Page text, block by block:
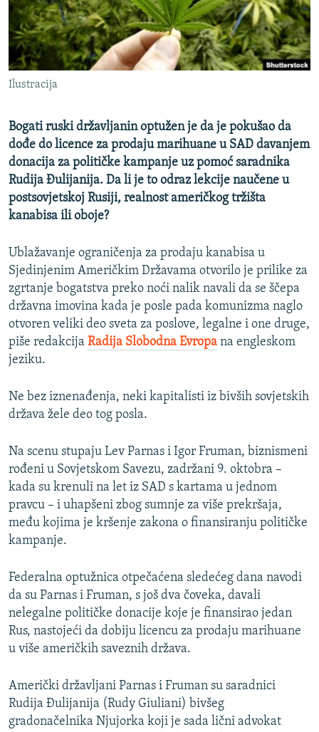
ISPRIČAJ MI
DNEVNO@RSE
SPECIJALI RSE
VIŠE OD NASLOVA
POPLAVE I KLIZIŠTA U BIH 2024.
TV LIBERTY
POST SCRIPTUM
MOJA EVROPA
TRI DECENIJE OD RATA U BIH
SVE KARTE DEJTONA
NASTANAK I RASPAD JUGOSLAVIJE
Sve RFE/RL stranice
Ilustracija
Bogati ruski državljanin optužen je da je pokušao da
dođe do licence za prodaju marihuane u SAD davanjem
donacija za političke kampanje uz pomoć saradnika
Rudija Đulijanija. Da li je to odraz lekcije naučene u
postsovjetskoj Rusiji, realnost američkog tržišta
kanabisa ili oboje?
Ublažavanje ograničenja za prodaju kanabisa u
Sjedinjenim Američkim Državama otvorilo je prilike za
zgrtanje bogatstva preko noći nalik navali da se ščepa
državna imovina kada je posle pada komunizma naglo
otvoren veliki deo sveta za poslove, legalne i one druge,
piše redakcija Radija Slobodna Evropa na engleskom
jeziku.
Ne bez iznenađenja, neki kapitalisti iz bivših sovjetskih
država žele deo tog posla.
Na scenu stupaju Lev Parnas i Igor Fruman, biznismeni
rođeni u Sovjetskom Savezu, zadržani 9. oktobra –
kada su krenuli na let iz SAD s kartama u jednom
pravcu – i uhapšeni zbog sumnje za više prekršaja,
među kojima je kršenje zakona o finansiranju političke
kampanje.
Federalna optužnica otpečaćena sledećeg dana navodi
da su Parnas i Fruman, s još dva čoveka, davali
nelegalne političke donacije koje je finansirao jedan
Rus, nastojeći da dobiju licencu za prodaju marihuane
u više američkih saveznih država.
Američki državljani Parnas i Fruman su saradnici
Rudija Đulijanija (Rudy Giuliani) bivšeg
gradonačelnika Njujorka koji je sada lični advokat